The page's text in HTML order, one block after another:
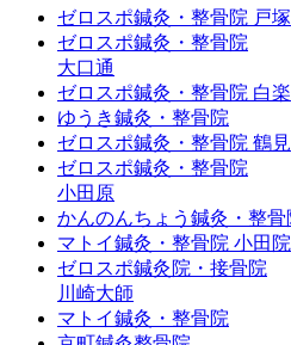
ゼロスポ鍼灸・整骨院 戸塚
ゼロスポ鍼灸・整骨院
大口通
ゼロスポ鍼灸・整骨院 白楽
ゆうき鍼灸・整骨院
ゼロスポ鍼灸・整骨院 鶴見
ゼロスポ鍼灸・整骨院
小田原
かんのんちょう鍼灸・整骨
マトイ鍼灸・整骨院 小田院
ゼロスポ鍼灸院・接骨院
川崎大師
マトイ鍼灸・整骨院